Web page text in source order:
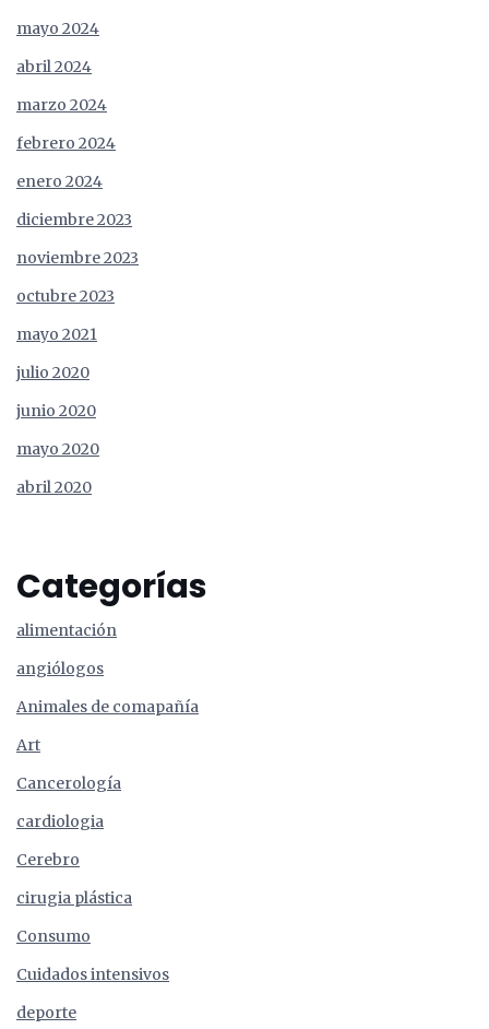
mayo 2024
abril 2024
marzo 2024
febrero 2024
enero 2024
diciembre 2023
noviembre 2023
octubre 2023
mayo 2021
julio 2020
junio 2020
mayo 2020
abril 2020
Categorías
alimentación
angiólogos
Animales de comapañía
Art
Cancerología
cardiologia
Cerebro
cirugia plástica
Consumo
Cuidados intensivos
deporte